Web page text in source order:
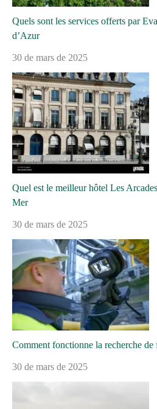
Quels sont les services offerts par
d’Azur
30 de mars de 2025
Quel est le meilleur hôtel Les
Mer
30 de mars de 2025
Comment fonctionne la recherche de
30 de mars de 2025